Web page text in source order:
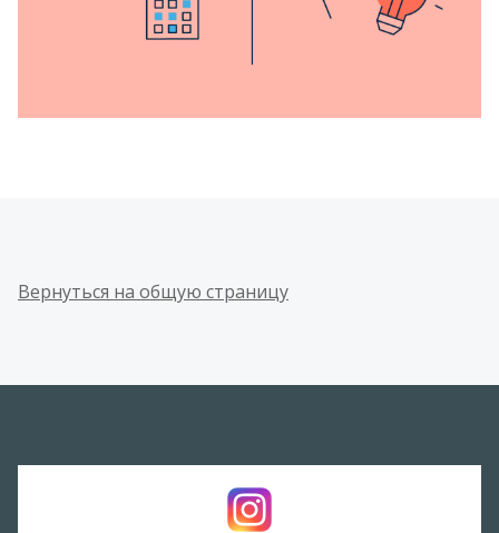
Вернуться на общую страницу